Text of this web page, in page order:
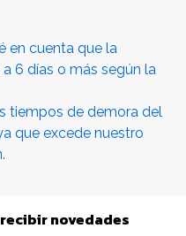
en cuenta que la
6 días o más según la
tiempos de demora del
que excede nuestro
novedades